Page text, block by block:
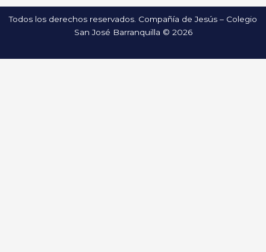
Todos los derechos reservados. Compañía de Jesús – Colegio
San José Barranquilla © 2026